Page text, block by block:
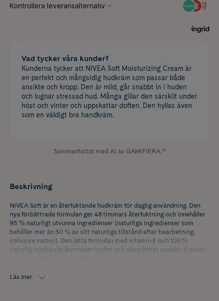
Vad tycker våra kunder?
Kunderna tycker att NIVEA Soft Moisturizing Cream är
en perfekt och mångsidig hudkräm som passar både
ansikte och kropp. Den är mild, går snabbt in i huden
och lugnar stressad hud. Många gillar den särskilt under
höst och vinter och uppskattar doften. Den hyllas även
som en väldigt bra handkräm.
Sammanfattat med AI av GAMIFIERA.®
Beskrivning
NIVEA Soft är en återfuktande hudkräm för daglig användning. Den
nya förbättrade formulan ger 48 timmars återfuktning och innehåller
95 % naturligt utvunna ingredienser (naturliga ingredienser som
behåller mer än 50 % av sitt naturliga tillstånd efter bearbetning,
inklusive vatten). Den lätta formulan med vitamin E och 100 %
naturlig jojobaolja återfuktar huden och absorberas snabbt. Krämen
och är dermatologiskt testad. Njut av den uppfriskande hudkrämen
Läs mer